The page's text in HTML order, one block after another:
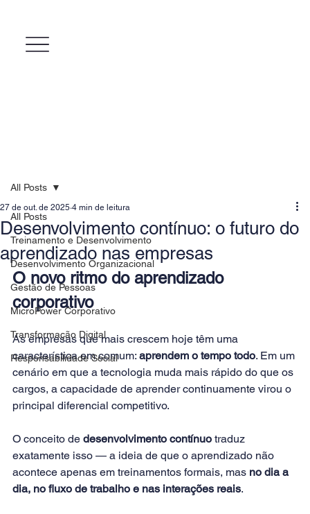
All Posts
Treinamento e Desenvolvimento
Desenvolvimento Organizacional
Gestão de Pessoas
MicroPower Corporativo
Transformação Digital
Responsabilidade Social
All Posts
Desenvolvimento contínuo: o futuro do
aprendizado nas empresas
27 de out. de 2025 4 min de leitura
O novo ritmo do aprendizado
corporativo
As empresas que mais crescem hoje têm uma
característica em comum: aprendem o tempo todo. Em um
cenário em que a tecnologia muda mais rápido do que os
cargos, a capacidade de aprender continuamente virou o
principal diferencial competitivo.
O conceito de desenvolvimento contínuo traduz
exatamente isso — a ideia de que o aprendizado não
acontece apenas em treinamentos formais, mas no dia a
dia, no fluxo de trabalho e nas interações reais.